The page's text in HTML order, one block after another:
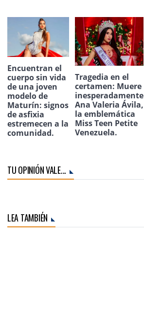
Encuentran el
cuerpo sin vida
de una joven
modelo de
Maturín: signos
de asfixia
estremecen a la
comunidad.
Tragedia en el
certamen: Muere
inesperadamente
Ana Valeria Ávila,
la emblemática
Miss Teen Petite
Venezuela.
TU OPINIÓN VALE...
LEA TAMBIÉN